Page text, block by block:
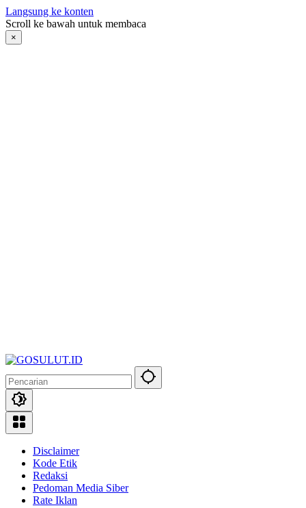
Langsung ke konten
Scroll ke bawah untuk membaca
×
Disclaimer
Kode Etik
Redaksi
Pedoman Media Siber
Rate Iklan